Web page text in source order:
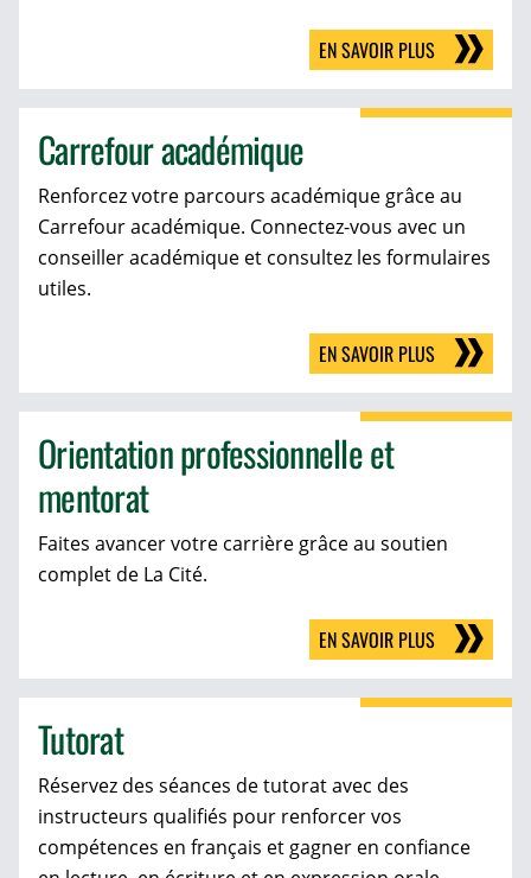
EN SAVOIR PLUS
Carrefour académique
Renforcez votre parcours académique grâce au
Carrefour académique. Connectez-vous avec un
conseiller académique et consultez les formulaires
utiles.
EN SAVOIR PLUS
Orientation professionnelle et
mentorat
Faites avancer votre carrière grâce au soutien
complet de La Cité.
EN SAVOIR PLUS
Tutorat
Réservez des séances de tutorat avec des
instructeurs qualifiés pour renforcer vos
compétences en français et gagner en confiance